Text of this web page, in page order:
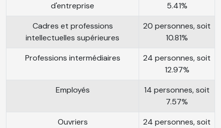
d'entreprise
5.41%
Cadres et professions
intellectuelles supérieures
20 personnes, soit
10.81%
Professions intermédiaires
24 personnes, soit
12.97%
Employés
14 personnes, soit
7.57%
Ouvriers
24 personnes, soit